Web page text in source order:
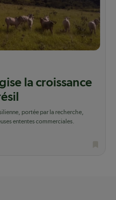
la croissance
portée par la recherche,
ententes commerciales.